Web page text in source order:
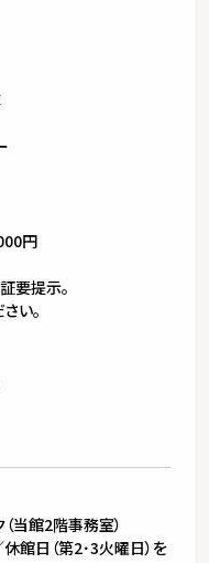
円
要提示。
い。
当館2階事務室）
館日（第2･3火曜日）を